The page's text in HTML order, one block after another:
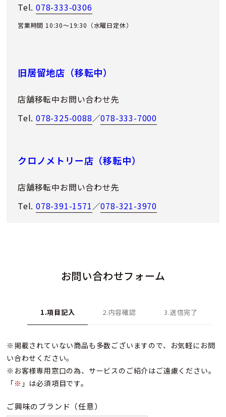
Tel. 078-333-0306
営業時間 10:30～19:30（水曜日定休）
旧居留地店（移転中）
店舗移転中お問い合わせ先
Tel. 078-325-0088／078-333-7000
クロノメトリー店（移転中）
店舗移転中お問い合わせ先
Tel. 078-391-1571／078-321-3970
お問い合わせフォーム
1.項目記入 2.内容確認 3.送信完了
※掲載されていない商品も多数ございますので、お気軽にお問
い合わせください。
※お客様専用窓口の為、サービスのご紹介はご遠慮ください。
「※ 」は必須項目です。
ご興味のブランド （任意）